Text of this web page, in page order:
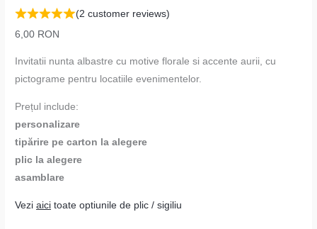
(2 customer reviews)
6,00 RON
Invitatii nunta albastre cu motive florale si accente aurii, cu
pictograme pentru locatiile evenimentelor.
Prețul include:
personalizare
tipărire pe carton la alegere
plic la alegere
asamblare
Veziaici toate optiunile de plic / sigiliu